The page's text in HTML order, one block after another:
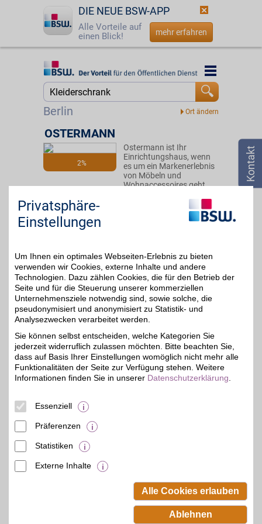
DIE NEUE BSW-APP
Alle Vorteile auf
einen Blick!
mehr erfahren
Startseite
☎ 0800 - 279 25 82
Berlin
Startseite
2%
OSTERMANN
Ostermann ist Ihr
Einrichtungshaus, wenn
es um ein Markenerlebnis
von Möbeln und
Wohnaccessoires geht.
Sie dabei zusätzlich mit
Zum Partnerprofil
4%
BAUR Gutschein
Zum Partnerprofil
BAUR Versand
Mode, Schuhe und Möbel
bequem per Rechnung
Beamten-Selbsthilfewerk GmbH.
Privatsphäre-
Einstellungen
Um Ihnen ein optimales Webseiten-Erlebnis zu bieten
verwenden wir Cookies, externe Inhalte und andere
Technologien. Dazu zählen Cookies, die für den Betrieb der
Seite und für die Steuerung unserer kommerziellen
Unternehmensziele notwendig sind, sowie solche, die
pseudonymisiert und anonymisiert zu Statistik- und
Analysezwecken verarbeitet werden.
Sie können selbst entscheiden, welche Kategorien Sie
jederzeit widerruflich zulassen möchten. Bitte beachten Sie,
dass auf Basis Ihrer Einstellungen womöglich nicht mehr alle
Funktionalitäten der Seite zur Verfügung stehen. Weitere
Informationen finden Sie in unserer Datenschutzerklärung
Essenziell
Präferenzen
Statistiken
Externe Inhalte
Alle Cookies erlauben
Ablehnen